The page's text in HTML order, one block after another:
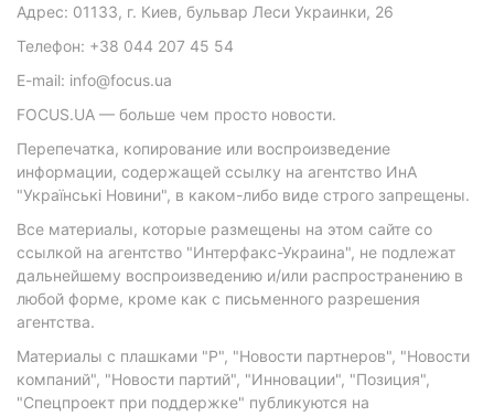
Адрес: 01133, г. Киев, бульвар Леси Украинки, 26
Телефон: +38 044 207 45 54
E-mail: info@focus.ua
FOCUS.UA — больше чем просто новости.
Перепечатка, копирование или воспроизведение
информации, содержащей ссылку на агентство ИнА
"Українські Новини", в каком-либо виде строго запрещены.
Все материалы, которые размещены на этом сайте со
ссылкой на агентство "Интерфакс-Украина", не подлежат
дальнейшему воспроизведению и/или распространению в
любой форме, кроме как с письменного разрешения
агентства.
Материалы с плашками "Р", "Новости партнеров", "Новости
компаний", "Новости партий", "Инновации", "Позиция",
"Спецпроект при поддержке" публикуются на